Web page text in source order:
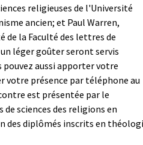
religieuses de l'Université
ancien; et Paul Warren,
de la Faculté des lettres de
léger goûter seront servis
aussi apporter votre
votre présence par téléphone au
est présentée par le
sciences des religions en
des diplômés inscrits en